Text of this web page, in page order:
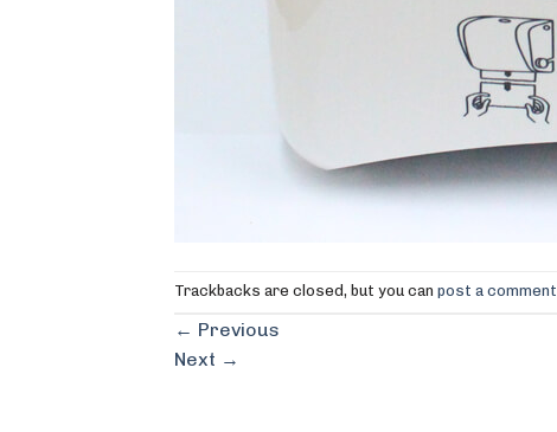
Trackbacks are closed, but you can post a comment
← Previous
Next →